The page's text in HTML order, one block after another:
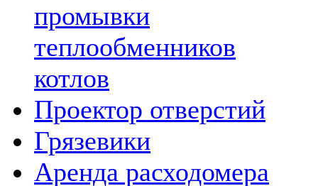
промывки
теплообменников
котлов
Проектор отверстий
Грязевики
Аренда расходомера